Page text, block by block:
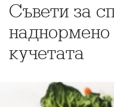
Съвети за
наднормено
кучетата